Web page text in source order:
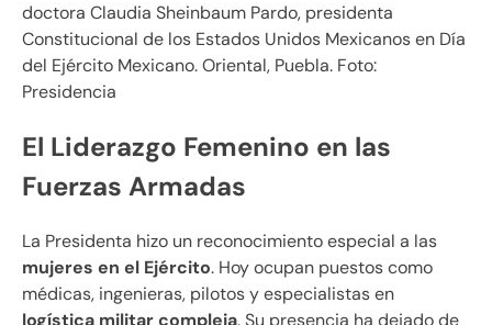
doctora Claudia Sheinbaum Pardo, presidenta
Constitucional de los Estados Unidos Mexicanos en Día
del Ejército Mexicano. Oriental, Puebla. Foto:
Presidencia
El Liderazgo Femenino en las
Fuerzas Armadas
La Presidenta hizo un reconocimiento especial a las
mujeres en el Ejército. Hoy ocupan puestos como
médicas, ingenieras, pilotos y especialistas en
logística militar compleja. Su presencia ha dejado de